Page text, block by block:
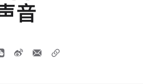
音